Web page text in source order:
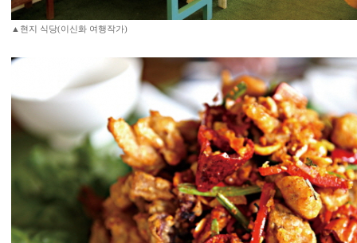
▲현지 식당(이신화 여행작가)